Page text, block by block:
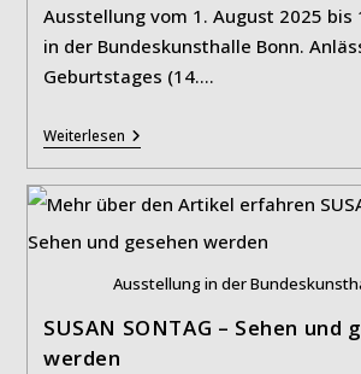
Ausstellung vom 1. August 2025 bis
in der Bundeskunsthalle Bonn.
Geburtstages (14.…
WeiterlesenW.I.M.
–
Wim
Wenders:
Die
Kunst
Des
Ausstellung in der
SUSAN SONTAG – Sehen und
werden